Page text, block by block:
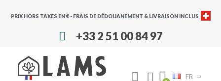
PRIX HORS TAXES EN € - FRAIS DE DÉDOUANEMENT & LIVRAISON INCLUS
+33 2 51 00 84 97
FR